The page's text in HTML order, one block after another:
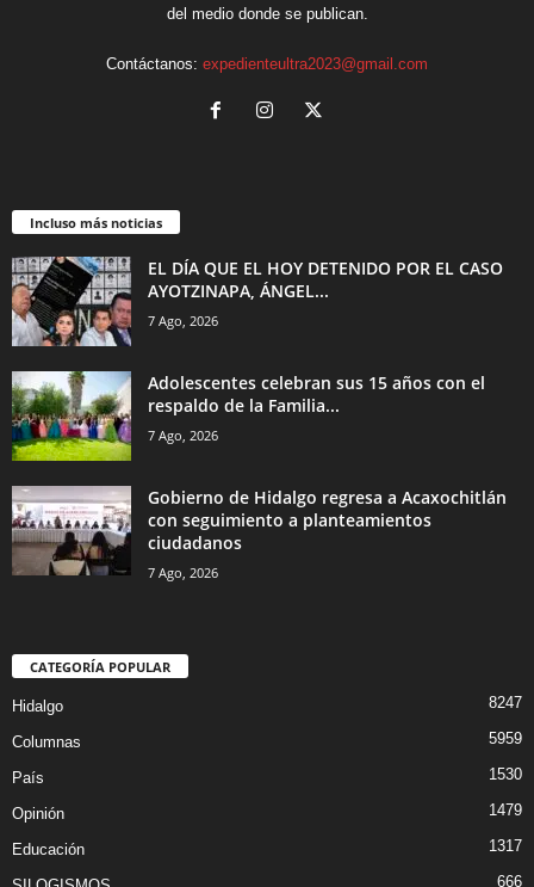
del medio donde se publican.
Contáctanos: expedienteultra2023@gmail.com
Incluso más noticias
EL DÍA QUE EL HOY DETENIDO POR EL CASO
AYOTZINAPA, ÁNGEL...
7 Ago, 2026
Adolescentes celebran sus 15 años con el
respaldo de la Familia...
7 Ago, 2026
Gobierno de Hidalgo regresa a Acaxochitlán
con seguimiento a planteamientos
ciudadanos
7 Ago, 2026
CATEGORÍA POPULAR
Hidalgo 8247
Columnas 5959
País 1530
Opinión 1479
Educación 1317
666